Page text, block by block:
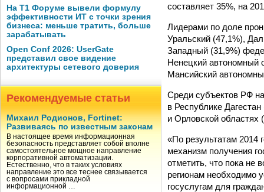
На Т1 Форуме вывели формулу
эффективности ИТ с точки зрения
бизнеса: меньше тратить, больше
зарабатывать
Open Conf 2026: UserGate
представил свое видение
архитектуры сетевого доверия
Рекомендуемые статьи
Михаил Родионов, Fortinet:
Развиваясь по известным законам
В настоящее время информационная
безопасность представляет собой вполне
самостоятельное мощное направление
корпоративной автоматизации.
Естественно, что в таких условиях
направление это все теснее связывается
с вопросами прикладной
информационной …
составляет 35%, на
Лидерами по доле
Уральский (47,1%),
Западный (31,9%)
Ненецкий автономный
Мансийский
Среди субъектов РФ
в Республике
и Орловской областях
«По результатам 2014
механизм получения
отметить, что пока не
регионам необходимо
госуслугам для